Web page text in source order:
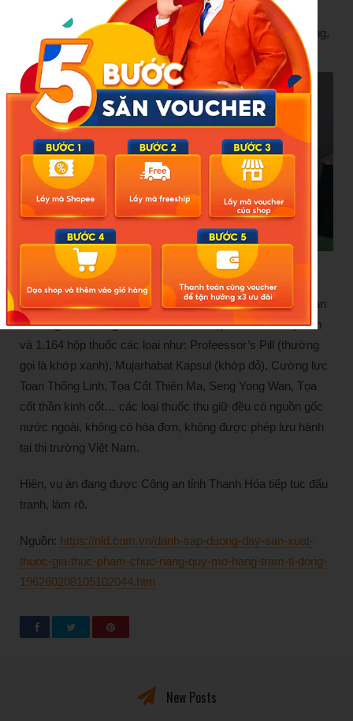
hàng giả là thuốc chữa bệnh (thuốc đông y chữa bệnh
xương khớp) xảy ra trên địa bàn tỉnh Thanh Hóa, Vĩnh Long,
An Giang và TP HCM.
Một kho xưởng để phục vụ sản xuất thuốc giả, thực phẩm
chức năng. Ảnh: Công an Thanh Hóa
Quá trình đấu tranh, tiến hành khám xét 5 đia điểm, công an
đã thu giữ 35 thùng catton chứa các hộp thuốc thành phẩm
và 1.164 hộp thuốc các loại như: Profeessor’s Pill (thường
gọi là khớp xanh), Mujarhabat Kapsul (khớp đỏ), Cường lực
Toan Thống Linh, Tọa Cốt Thiên Ma, Seng Yong Wan, Tọa
cốt thần kinh cốt… các loại thuốc thu giữ đều có nguồn gốc
nước ngoài, không có hóa đơn, không được phép lưu hành
tại thị trường Việt Nam.
Hiện, vụ án đang được Công an tỉnh Thanh Hóa tiếp tục đấu
tranh, làm rõ.
Nguồn: https://nld.com.vn/danh-sap-duong-day-san-xuat-
thuoc-gia-thuc-pham-chuc-nang-quy-mo-hang-tram-ti-dong-
196260208105102044.htm
New Posts